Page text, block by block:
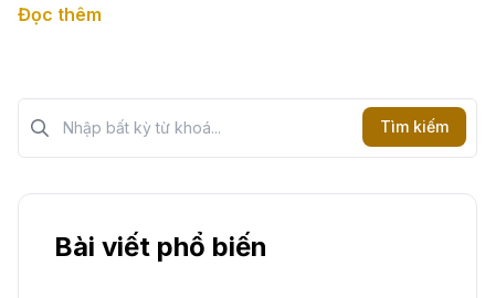
Đọc thêm
Tìm kiếm?>
Tìm kiếm
Bài viết phổ biến